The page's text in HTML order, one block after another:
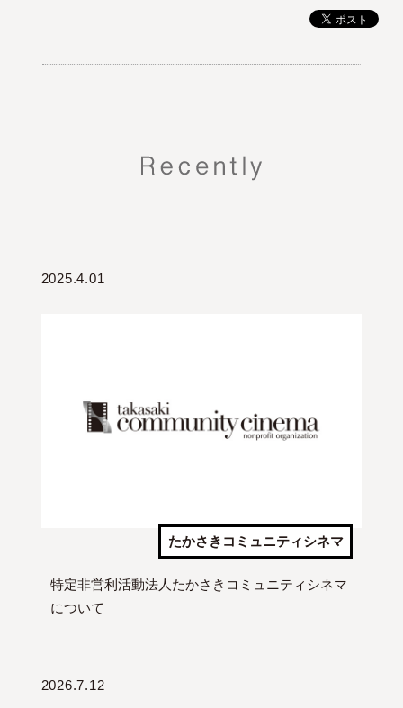
2025.4.01
たかさきコミュニティシネマ
特定非営利活動法人たかさきコミュニティシネマ
について
2026.7.12